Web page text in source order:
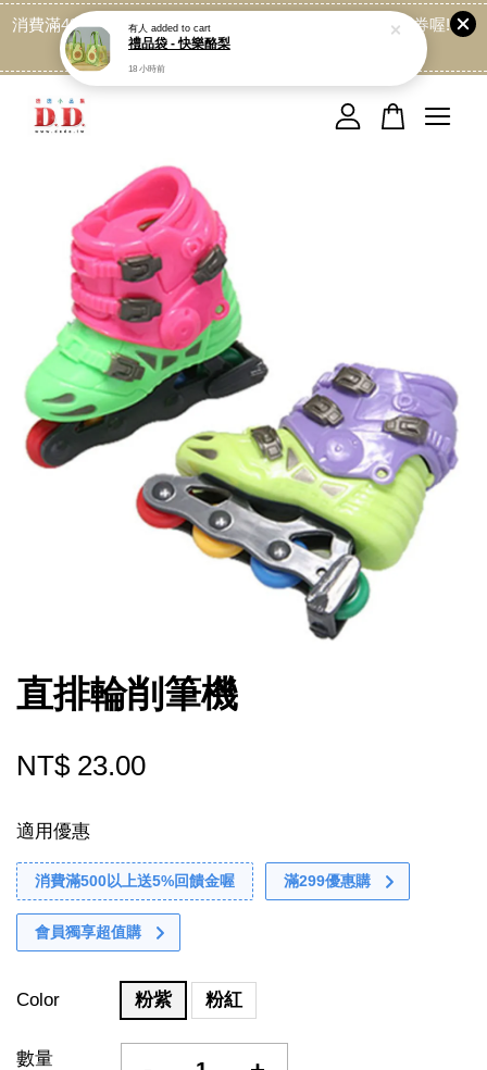
消費滿499免運喔, 記得加LINE:@dede168 領取專屬折扣券喔!
點我
直排輪削筆機
NT$ 23.00
適用優惠
消費滿500以上送5%回饋金喔 滿299優惠購
會員獨享超值購
Color 粉紫 粉紅
數量
您的購物車目前還是空的。
有人 added to cart
禮品袋 - 快樂酪梨
18 小時前